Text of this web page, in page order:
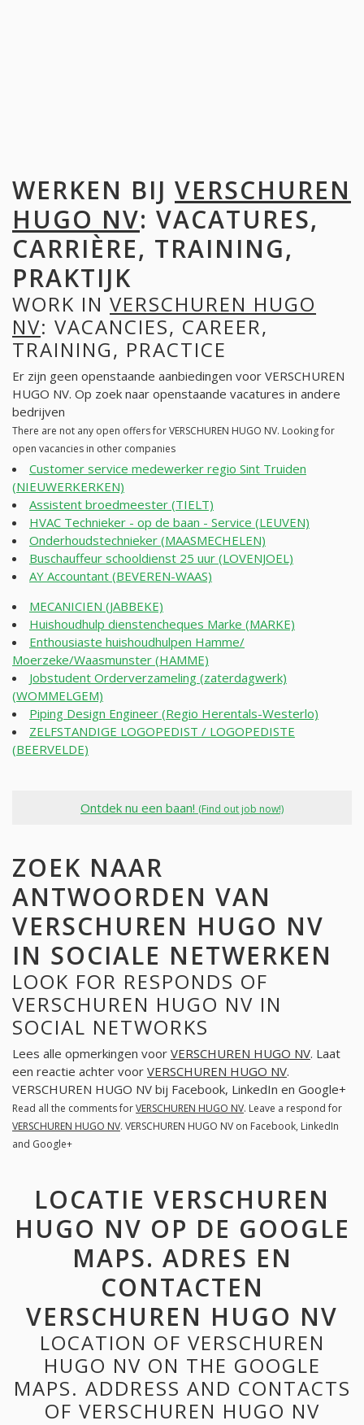
WERKEN BIJ VERSCHUREN
HUGO NV: VACATURES,
CARRIÈRE, TRAINING,
PRAKTIJK
WORK IN VERSCHUREN HUGO
NV: VACANCIES, CAREER,
TRAINING, PRACTICE
Er zijn geen openstaande aanbiedingen voor VERSCHUREN
HUGO NV. Op zoek naar openstaande vacatures in andere
bedrijven
There are not any open offers for VERSCHUREN HUGO NV. Looking for
open vacancies in other companies
Customer service medewerker regio Sint Truiden
(NIEUWERKERKEN)
Assistent broedmeester (TIELT)
HVAC Technieker - op de baan - Service (LEUVEN)
Onderhoudstechnieker (MAASMECHELEN)
Buschauffeur schooldienst 25 uur (LOVENJOEL)
AY Accountant (BEVEREN-WAAS)
MECANICIEN (JABBEKE)
Huishoudhulp dienstencheques Marke (MARKE)
Enthousiaste huishoudhulpen Hamme/
Moerzeke/Waasmunster (HAMME)
Jobstudent Orderverzameling (zaterdagwerk)
(WOMMELGEM)
Piping Design Engineer (Regio Herentals-Westerlo)
ZELFSTANDIGE LOGOPEDIST / LOGOPEDISTE
(BEERVELDE)
Ontdek nu een baan! (Find out job now!)
ZOEK NAAR
ANTWOORDEN VAN
VERSCHUREN HUGO NV
IN SOCIALE NETWERKEN
LOOK FOR RESPONDS OF
VERSCHUREN HUGO NV IN
SOCIAL NETWORKS
Lees alle opmerkingen voor VERSCHUREN HUGO NV. Laat
een reactie achter voor VERSCHUREN HUGO NV.
VERSCHUREN HUGO NV bij Facebook, LinkedIn en Google+
Read all the comments forVERSCHUREN HUGO NV. Leave a respond for
VERSCHUREN HUGO NV. VERSCHUREN HUGO NV on Facebook, LinkedIn
and Google+
LOCATIE VERSCHUREN
HUGO NV OP DE GOOGLE
MAPS. ADRES EN
CONTACTEN
VERSCHUREN HUGO NV
LOCATION OF VERSCHUREN
HUGO NV ON THE GOOGLE
MAPS. ADDRESS AND CONTACTS
OF VERSCHUREN HUGO NV